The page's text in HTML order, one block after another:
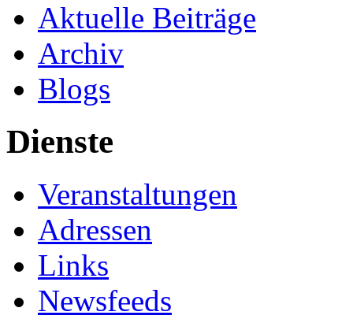
Aktuelle Beiträge
Archiv
Blogs
Dienste
Veranstaltungen
Adressen
Links
Newsfeeds